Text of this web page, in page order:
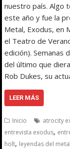
nuestro país. Algo
este año y fue la
Metal, Exodus, en
el Teatro de
edición). Semanas
del último que
Rob Dukes, su
LEER MÁS
Inicio atrocity
entrevista exodus,
holt, leyendas del metal